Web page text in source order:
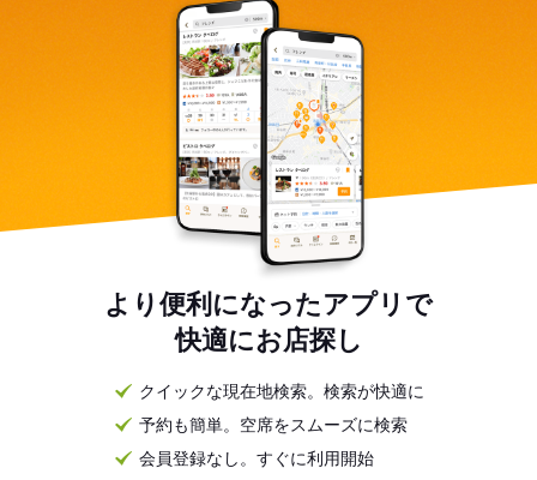
より便利になったアプリで
快適にお店探し
クイックな現在地検索。検索が快適に
予約も簡単。空席をスムーズに検索
会員登録なし。すぐに利用開始